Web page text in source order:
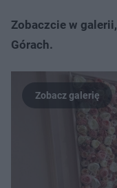
Zobaczcie w
Górach.